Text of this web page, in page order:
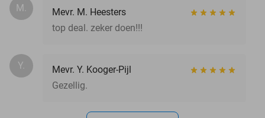
M.
Mevr. M. Heesters
top deal. zeker doen!!!
Y.
Mevr. Y. Kooger-Pijl
Gezellig.